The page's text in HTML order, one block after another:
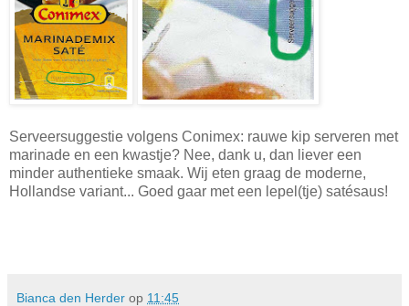
Serveersuggestie volgens Conimex: rauwe kip serveren met
marinade en een kwastje? Nee, dank u, dan liever een
minder authentieke smaak. Wij eten graag de moderne,
Hollandse variant... Goed gaar met een lepel(tje) satésaus!
Bianca den Herder op 11:45